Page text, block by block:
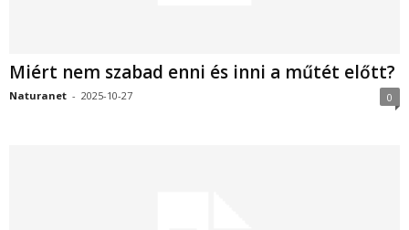
Miért nem szabad enni és inni a műtét előtt?
Naturanet - 2025-10-27 0